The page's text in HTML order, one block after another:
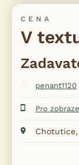
CENA
V
penant1120
Pro